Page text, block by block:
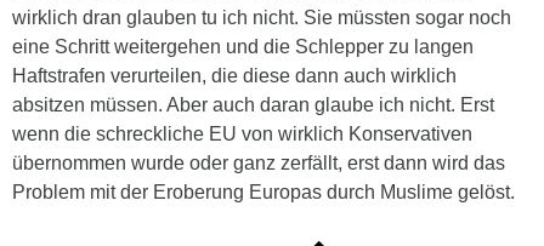
wirklich dran glauben tu ich nicht. Sie müssten sogar noch
eine Schritt weitergehen und die Schlepper zu langen
Haftstrafen verurteilen, die diese dann auch wirklich
absitzen müssen. Aber auch daran glaube ich nicht. Erst
wenn die schreckliche EU von wirklich Konservativen
übernommen wurde oder ganz zerfällt, erst dann wird das
Problem mit der Eroberung Europas durch Muslime gelöst.